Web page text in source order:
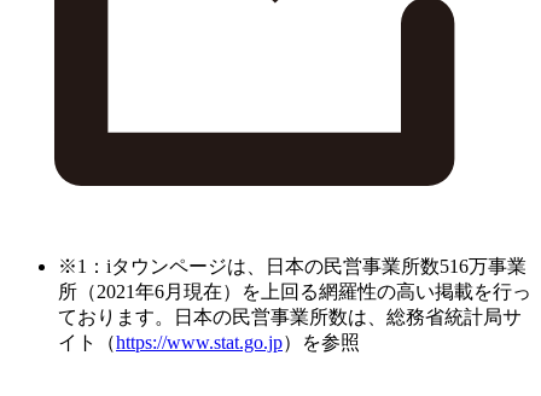
※1：iタウンページは、日本の民営事業所数516万事業
所（2021年6月現在）を上回る網羅性の高い掲載を行っ
ております。日本の民営事業所数は、総務省統計局サ
イト（https://www.stat.go.jp）を参照